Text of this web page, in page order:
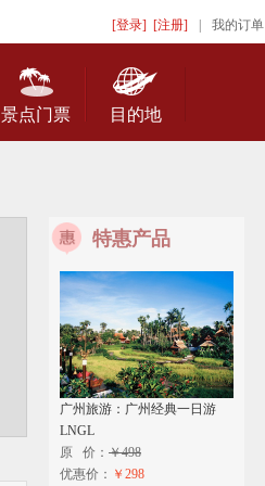
[登录] [注册] 我的订单
景点门票 目的地
特惠产品
广州旅游：广州经典一日游
LNGL
原 价： ￥498
优惠价： ￥298